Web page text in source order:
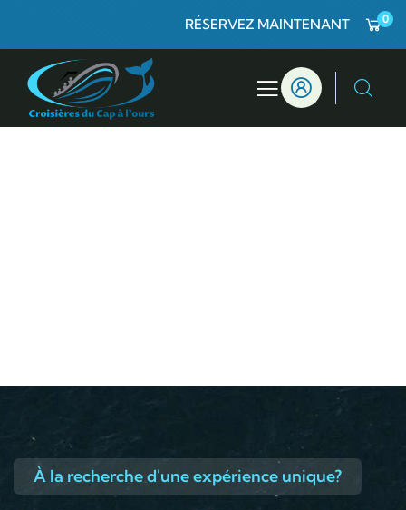
RÉSERVEZ MAINTENANT 0
À la recherche d'une expérience unique?